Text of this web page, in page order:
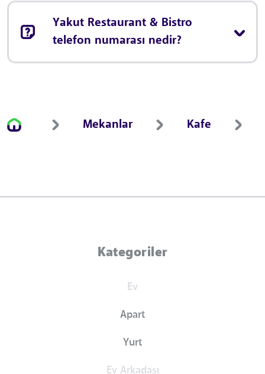
Yakut Restaurant & Bistro
telefon numarası nedir?
Mekanlar Kafe
Kategoriler
Ev
Apart
Yurt
Ev Arkadaşı